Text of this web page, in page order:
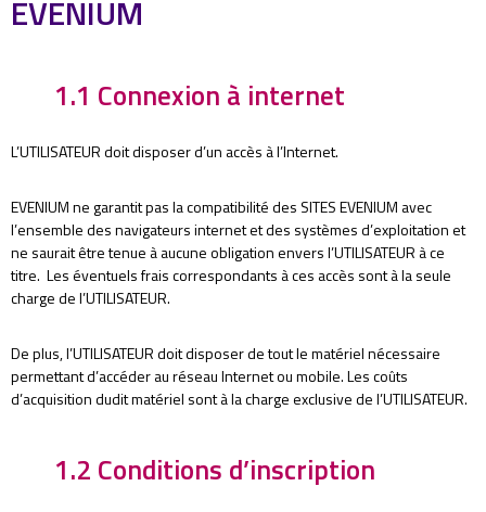
EVENIUM
1.1 Connexion à internet
L’UTILISATEUR doit disposer d’un accès à l’Internet.
EVENIUM ne garantit pas la compatibilité des SITES EVENIUM avec
l’ensemble des navigateurs internet et des systèmes d’exploitation et
ne saurait être tenue à aucune obligation envers l’UTILISATEUR à ce
titre. Les éventuels frais correspondants à ces accès sont à la seule
charge de l’UTILISATEUR.
De plus, l’UTILISATEUR doit disposer de tout le matériel nécessaire
permettant d’accéder au réseau Internet ou mobile. Les coûts
d’acquisition dudit matériel sont à la charge exclusive de l’UTILISATEUR.
1.2 Conditions d’inscription